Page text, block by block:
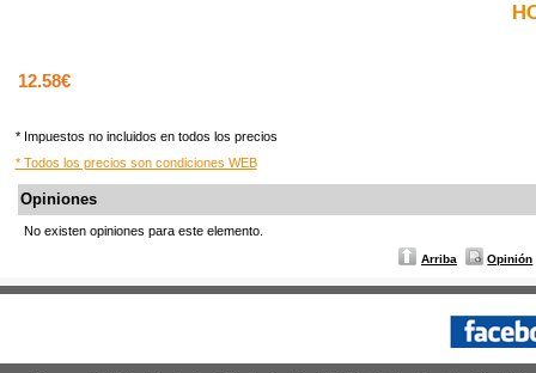
12.58€
* Impuestos no incluidos en todos los precios
* Todos los precios son condiciones WEB
Opiniones
No existen opiniones para este elemento.
Arriba Opinión